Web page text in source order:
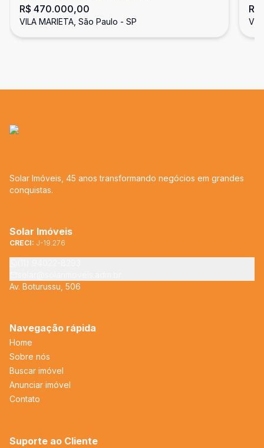
R$ 470.000,00
VILA MARIETA, São Paulo - SP
Solar Imóveis, 45 anos transformando negócios em grandes
conquistas.
Solar Imóveis
CRECI: J-19.276
Av. Boturussu, 506
Navegação rápida
Home
Sobre nós
Buscar imóvel
Anunciar imóvel
Contato
Suporte ao Cliente